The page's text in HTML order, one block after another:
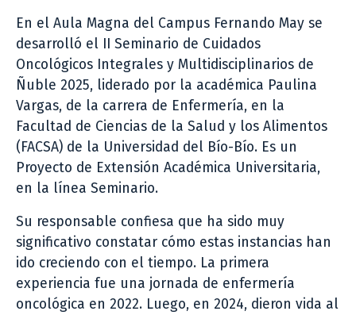
En el Aula Magna del Campus Fernando May se
desarrolló el II Seminario de Cuidados
Oncológicos Integrales y Multidisciplinarios de
Ñuble 2025, liderado por la académica Paulina
Vargas, de la carrera de Enfermería, en la
Facultad de Ciencias de la Salud y los Alimentos
(FACSA) de la Universidad del Bío-Bío. Es un
Proyecto de Extensión Académica Universitaria,
en la línea Seminario.
Su responsable confiesa que ha sido muy
significativo constatar cómo estas instancias han
ido creciendo con el tiempo. La primera
experiencia fue una jornada de enfermería
oncológica en 2022. Luego, en 2024, dieron vida al